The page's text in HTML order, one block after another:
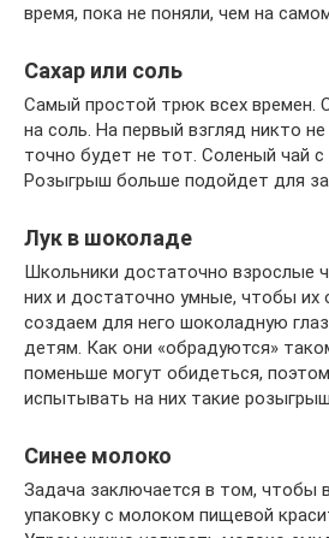
время, пока не поняли, чем на
Сахар или соль
Самый простой трюк всех времен.
на соль. На первый взгляд никто не
точно будет не тот. Соленый чай
Розыгрыш больше подойдет для
Лук в шоколаде
Школьники достаточно взрослые
них и достаточно умные, чтобы их
создаем для него шоколадную
детям. Как они «обрадуются»
поменьше могут обидеться,
испытывать на них такие
Синее молоко
Задача заключается в том, чтобы
упаковку с молоком пищевой